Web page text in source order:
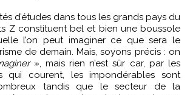
d’études dans tous les grands pays du
Z constituent bel et bien une boussole
l’on peut imaginer ce que sera le
de demain. Mais, soyons précis : on
», mais rien n’est sûr car, par les
qui courent, les impondérables sont
tandis que le secteur de la